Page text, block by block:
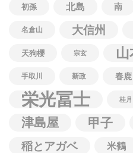
初孫 北島 南
名倉山 大信州
天狗櫻 宗玄 山
手取川 新政 春鹿
栄光冨士 桂月
津島屋 甲子
稲とアガベ 米鶴